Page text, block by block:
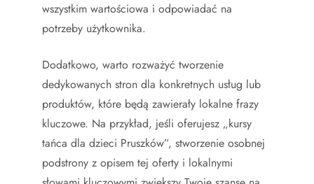
wszystkim wartościowa i odpowiadać na
potrzeby użytkownika.
Dodatkowo, warto rozważyć tworzenie
dedykowanych stron dla konkretnych usług lub
produktów, które będą zawierały lokalne frazy
kluczowe. Na przykład, jeśli oferujesz „kursy
tańca dla dzieci Pruszków”, stworzenie osobnej
podstrony z opisem tej oferty i lokalnymi